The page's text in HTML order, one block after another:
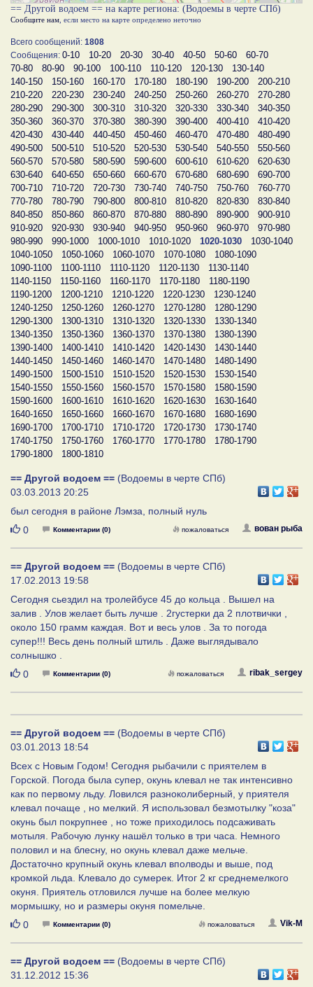
== Другой водоем == на карте региона: (Водоемы в черте СПб)
Сообщите нам , если место на карте определено неточно
Всего сообщений: 1808
Сообщения: 0-10 10-20 20-30 30-40 40-50 50-60
60-70
70-80
80-90 90-100 100-110 110-120 120-130
130-140
140-150
150-160 160-170 170-180 180-190 190-200
200-210
210-220
220-230 230-240 240-250 250-260 260-270
270-280
280-290
290-300 300-310 310-320 320-330 330-340
340-350
350-360
360-370 370-380 380-390 390-400 400-410
410-420
420-430
430-440 440-450 450-460 460-470 470-480
480-490
490-500
500-510 510-520 520-530 530-540 540-550
550-560
560-570
570-580 580-590 590-600 600-610 610-620
620-630
630-640
640-650 650-660 660-670 670-680 680-690
690-700
700-710
710-720 720-730 730-740 740-750 750-760
760-770
770-780
780-790 790-800 800-810 810-820 820-830
830-840
840-850
850-860 860-870 870-880 880-890 890-900
900-910
910-920
920-930 930-940 940-950 950-960 960-970
970-980
980-990
990-1000 1000-1010 1010-1020 1020-1030
1030-1040
1040-1050
1050-1060 1060-1070 1070-1080
1080-1090
1090-1100
1100-1110 1110-1120 1120-1130
1130-1140
1140-1150
1150-1160 1160-1170 1170-1180
1180-1190
1190-1200
1200-1210 1210-1220 1220-1230
1230-1240
1240-1250
1250-1260 1260-1270 1270-1280
1280-1290
1290-1300
1300-1310 1310-1320 1320-1330
1330-1340
1340-1350
1350-1360 1360-1370 1370-1380
1380-1390
1390-1400
1400-1410 1410-1420 1420-1430
1430-1440
1440-1450
1450-1460 1460-1470 1470-1480
1480-1490
1490-1500
1500-1510 1510-1520 1520-1530
1530-1540
1540-1550
1550-1560 1560-1570 1570-1580
1580-1590
1590-1600
1600-1610 1610-1620 1620-1630
1630-1640
1640-1650
1650-1660 1660-1670 1670-1680
1680-1690
1690-1700
1700-1710 1710-1720 1720-1730
1730-1740
1740-1750
1750-1760 1760-1770 1770-1780
1780-1790
1790-1800
1800-1810
== Другой водоем == (Водоемы в черте СПб)
03.03.2013 20:25
был сегодня в районе Лэмза, полный нуль
Нравится
0 Комментарии (0) вован рыба
пожаловаться
== Другой водоем == (Водоемы в черте СПб)
17.02.2013 19:58
Сегодня сьездил на тролейбусе 45 до кольца . Вышел на
залив . Улов желает быть лучше . 2густерки да 2 плотвички ,
около 150 грамм каждая. Вот и весь улов . За то погода
супер!!! Весь день полный штиль . Даже выглядывало
солнышко .
Нравится
0 Комментарии (0) ribak_sergey
пожаловаться
== Другой водоем == (Водоемы в черте СПб)
03.01.2013 18:54
Всех с Новым Годом! Сегодня рыбачили с приятелем в
Горской. Погода была супер, окунь клевал не так интенсивно
как по первому льду. Ловился разноколиберный, у приятеля
клевал почаще , но мелкий. Я использовал безмотылку "коза"
окунь был покрупнее , но тоже приходилось подсаживать
мотыля. Рабочую лунку нашёл только в три часа. Немного
половил и на блесну, но окунь клевал даже мельче.
Достаточно крупный окунь клевал вполводы и выше, под
кромкой льда. Клевало до сумерек. Итог 2 кг среднемелкого
окуня. Приятель отловился лучше на более мелкую
мормышку, но и размеры окуня помельче.
Нравится
0 Комментарии (0) Vik-M
пожаловаться
== Другой водоем == (Водоемы в черте СПб)
31.12.2012 15:36